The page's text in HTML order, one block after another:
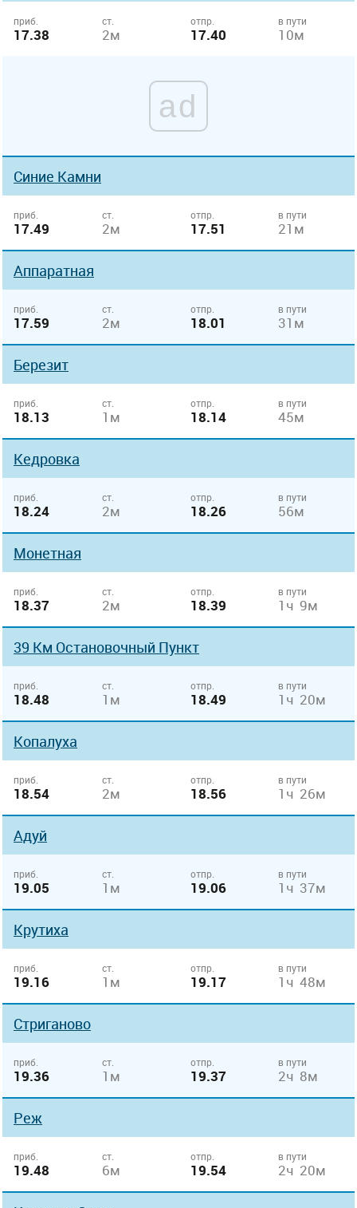
приб.
17.38
ст.
2м
отпр.
17.40
в пути
10м
ad
Синие Камни
приб.
17.49
ст.
2м
отпр.
17.51
в пути
21м
Аппаратная
приб.
17.59
ст.
2м
отпр.
18.01
в пути
31м
Березит
приб.
18.13
ст.
1м
отпр.
18.14
в пути
45м
Кедровка
приб.
18.24
ст.
2м
отпр.
18.26
в пути
56м
Монетная
приб.
18.37
ст.
2м
отпр.
18.39
в пути
1ч 9м
39 Км Остановочный Пункт
приб.
18.48
ст.
1м
отпр.
18.49
в пути
1ч 20м
Копалуха
приб.
18.54
ст.
2м
отпр.
18.56
в пути
1ч 26м
Адуй
приб.
19.05
ст.
1м
отпр.
19.06
в пути
1ч 37м
Крутиха
приб.
19.16
ст.
1м
отпр.
19.17
в пути
1ч 48м
Стриганово
приб.
19.36
ст.
1м
отпр.
19.37
в пути
2ч 8м
Реж
приб.
19.48
ст.
6м
отпр.
19.54
в пути
2ч 20м